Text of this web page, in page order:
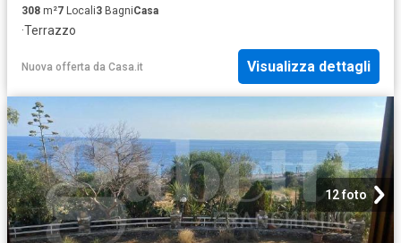
308 m²7 Locali3 BagniCasa
·Terrazzo
Nuova offerta da Casa.it Visualizza dettagli
12 foto